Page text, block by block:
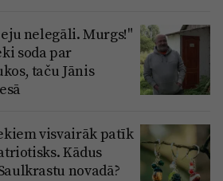
nelegāli. Murgs!"
soda par
taču Jānis
visvairāk patīk
Kādus
novadā?